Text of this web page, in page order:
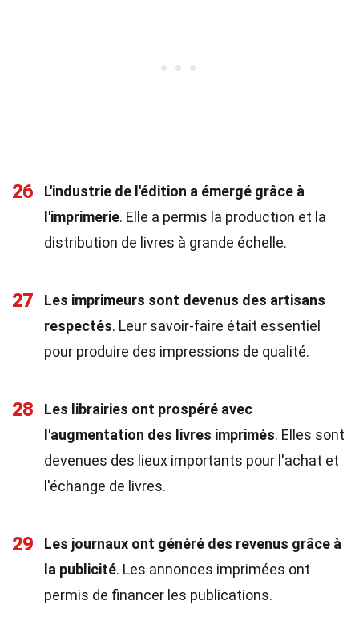
26
L'industrie de l'édition a émergé grâce à
l'imprimerie. Elle a permis la production et la
distribution de livres à grande échelle.
27
Les imprimeurs sont devenus des artisans
respectés. Leur savoir-faire était essentiel
pour produire des impressions de qualité.
28
Les librairies ont prospéré avec
l'augmentation des livres imprimés. Elles sont
devenues des lieux importants pour l'achat et
l'échange de livres.
29
Les journaux ont généré des revenus grâce à
la publicité. Les annonces imprimées ont
permis de financer les publications.